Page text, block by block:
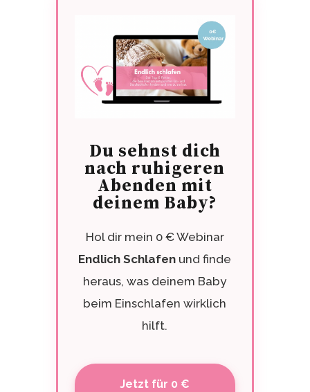
Du sehnst dich
nach ruhigeren
Abenden mit
deinem Baby?
Hol dir mein 0 € Webinar
Endlich Schlafen und finde
heraus, was deinem Baby
beim Einschlafen wirklich
hilft.
Jetzt für 0 €